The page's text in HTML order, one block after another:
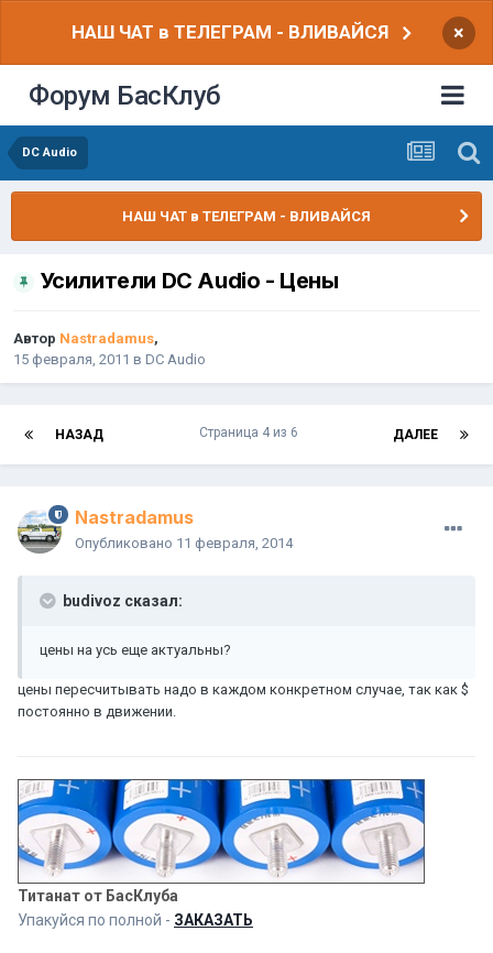
НАШ ЧАТ в ТЕЛЕГРАМ - ВЛИВАЙСЯ ×
Форум БасКлуб
DC Audio
НАШ ЧАТ в ТЕЛЕГРАМ - ВЛИВАЙСЯ
Усилители DC Audio - Цены
Автор Nastradamus,
15 февраля, 2011 в DC Audio
НАЗАД ДАЛЕЕ
Страница 4 из 6
Nastradamus
Опубликовано 11 февраля, 2014
budivoz сказал:
цены на усь еще актуальны?
цены пересчитывать надо в каждом конкретном случае, так как $
постоянно в движении.
Титанат от БасКлуба
Упакуйся по полной - ЗАКАЗАТЬ